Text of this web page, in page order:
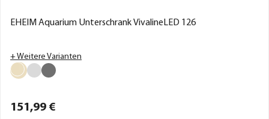
EHEIM Aquarium Unterschrank VivalineLED 126
+ Weitere Varianten
151,99 €